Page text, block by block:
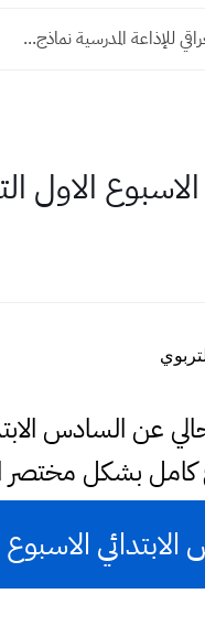
للإذاعة المدرسية نماذج...
الاول
عن السادس
كامل بشكل
الاسبوع